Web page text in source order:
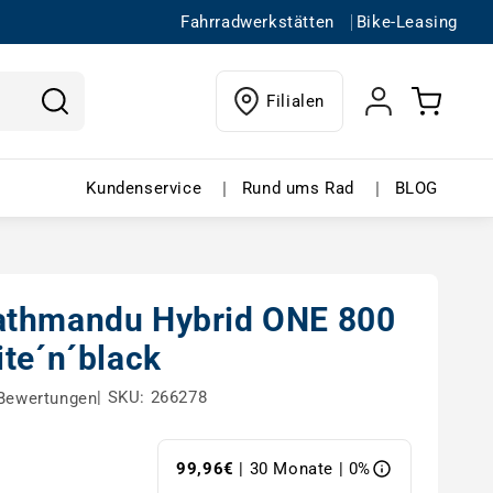
Fahrradwerkstätten Bike-Leasing
Filialen EinloggenWarenkorb
buchen – Menü öffnen
Kundenservice Kundenservice – Menü öffnen
| Rund ums Rad Rund ums
| BLOG
Hybrid ONE 800
| SKU: 266278
99,96€ | 30 Monate | 0%